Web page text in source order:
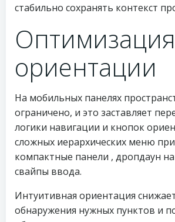
стабильно сохранять контекст
Оптимизация
ориентации
На мобильных панелях
ограничено, и это заставляет
логики навигации и кнопок
сложных иерархических меню
компактные панели , дропдаун
свайпы ввода.
Интуитивная ориентация
обнаружения нужных пунктов и